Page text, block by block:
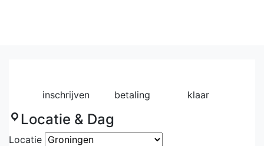
inschrijven betaling klaar
Locatie & Dag
Locatie